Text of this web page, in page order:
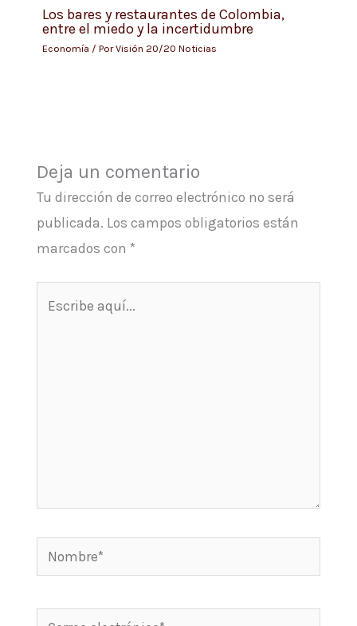
Los bares y restaurantes de Colombia,
entre el miedo y la incertidumbre
Economía / PorVisión 20/20 Noticias
Deja un comentario
Tu dirección de correo electrónico no será
publicada. Los campos obligatorios están
marcados con *
Nombre*
Correo